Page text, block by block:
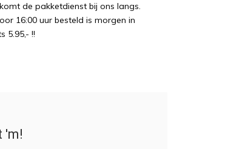
de pakketdienst bij ons langs.
16:00 uur besteld is morgen in
5.95,- !!
'm!